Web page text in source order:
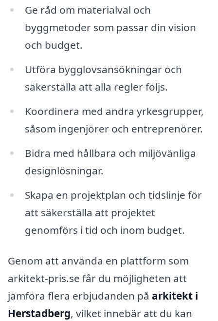
Ge råd om materialval och
byggmetoder som passar din vision
och budget.
Utföra bygglovsansökningar och
säkerställa att alla regler följs.
Koordinera med andra yrkesgrupper,
såsom ingenjörer och entreprenörer.
Bidra med hållbara och miljövänliga
designlösningar.
Skapa en projektplan och tidslinje för
att säkerställa att projektet
genomförs i tid och inom budget.
Genom att använda en plattform som
arkitekt-pris.se får du möjligheten att
jämföra flera erbjudanden på arkitekt i
Herstadberg, vilket innebär att du kan